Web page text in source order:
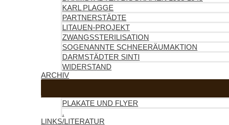
KARL PLAGGE
PARTNERSTÄDTE
LITAUEN-PROJEKT
ZWANGSSTERILISATION
SOGENANNTE SCHNEERÄUMAKTION
DARMSTÄDTER SINTI
WIDERSTAND
ARCHIV
PLAKATE UND FLYER
.
LINKS/LITERATUR